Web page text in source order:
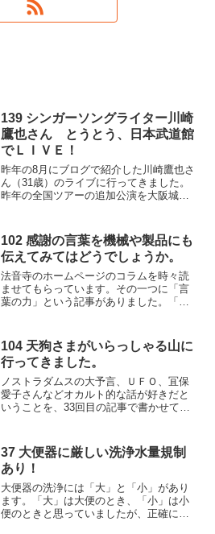
139 シンガーソングライター川崎
鷹也さん とうとう、日本武道館
でＬＩＶＥ！
昨年の8月にブログで紹介した川崎鷹也さ
ん（31歳）のライブに行ってきました。
昨年の全国ツアーの追加公演を大阪城ホ
102 感謝の言葉を機械や製品にも
伝えてみてはどうでしょうか。
法音寺のホームページのコラムを時々読
ませてもらっています。その一つに「言
葉の力」という記事がありました。「言
104 天狗さまがいらっしゃる山に
行ってきました。
ノストラダムスの大予言、ＵＦＯ、冝保
愛子さんなどオカルト的な話が好きだと
いうことを、33回目の記事で書かせても
ソバナ」「好井まさおの怪談を浴びる
会」で、怖い話・...
37 大便器に厳しい洗浄水量規制
あり！
大便器の洗浄には「大」と「小」があり
ます。「大」は大便のとき、「小」は小
便のときと思っていましたが、正確には